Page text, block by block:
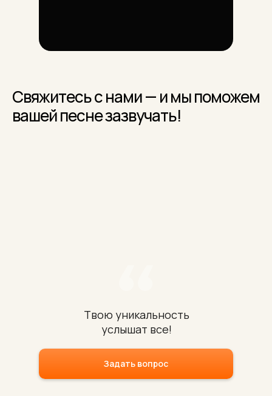
Свяжитесь с нами — и мы поможем
вашей песне зазвучать!
Задать вопрос
Твою уникальность
услышат все!